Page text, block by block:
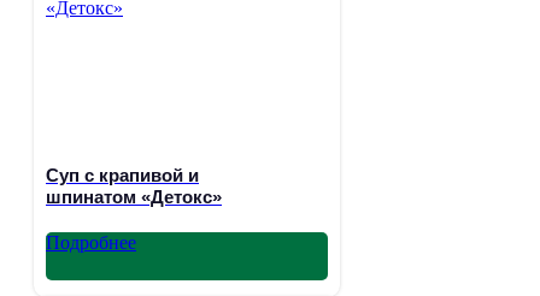
Суп с крапивой и
шпинатом «Детокс»
Подробнее